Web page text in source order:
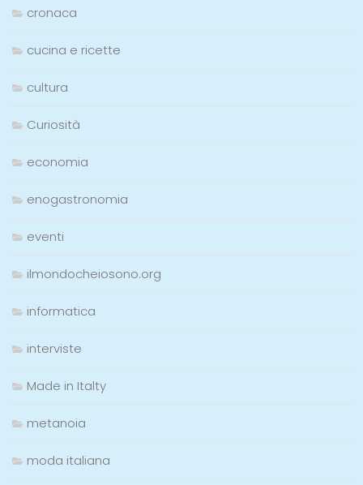
cronaca
cucina e ricette
cultura
Curiosità
economia
enogastronomia
eventi
ilmondocheiosono.org
informatica
interviste
Made in Italty
metanoia
moda italiana